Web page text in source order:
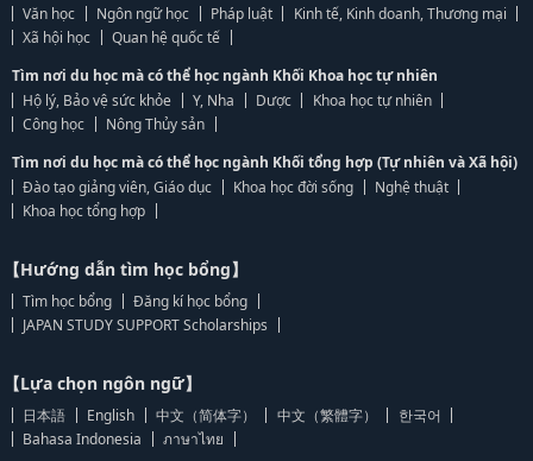
Văn học
Ngôn ngữ học Pháp luật
Kinh tế, Kinh doanh, Thương mại
Xã hội học
Quan hệ quốc tế
Tìm nơi du học mà có thể học ngành Khối Khoa học tự nhiên
Hộ lý, Bảo vệ sức khỏe
Y, Nha Dược
Khoa học tự nhiên
Công học
Nông Thủy sản
Tìm nơi du học mà có thể học ngành Khối tổng hợp (Tự nhiên và Xã hội)
Đào tạo giảng viên, Giáo dục
Khoa học đời sống
Nghệ thuật
Khoa học tổng hợp
【Hướng dẫn tìm học bổng】
Tìm học bổng
Đăng kí học bổng
JAPAN STUDY SUPPORT Scholarships
【Lựa chọn ngôn ngữ】
日本語 English 中文（简体字） 中文（繁體字）
한국어
Bahasa Indonesia
ภาษาไทย